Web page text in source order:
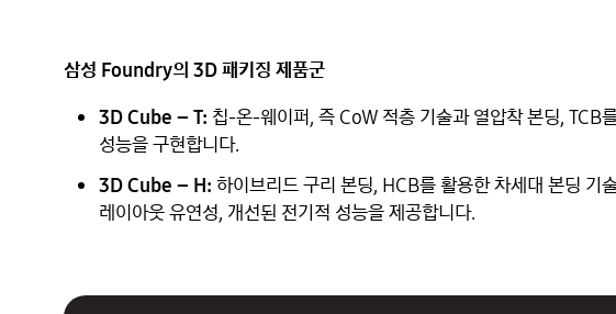
삼성 Foundry의 3D 패키징 제품군
3D Cube – T: 칩-온-웨이퍼, 즉 CoW 적층 기술과 열압착 본딩, TCB
성능을 구현합니다.
3D Cube – H: 하이브리드 구리 본딩, HCB를 활용한 차세대 본딩 기
레이아웃 유연성, 개선된 전기적 성능을 제공합니다.